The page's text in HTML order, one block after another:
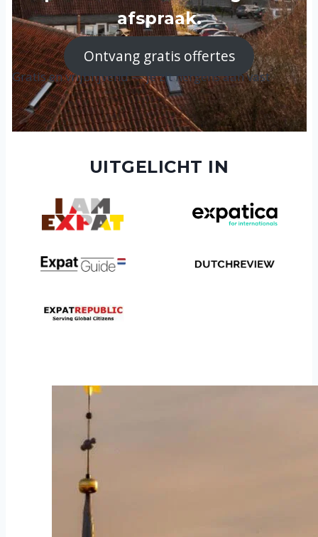
afspraak.
Ontvang gratis offertes
Gratis en vrijblijvend — je zit nergens aan vast
UITGELICHT IN